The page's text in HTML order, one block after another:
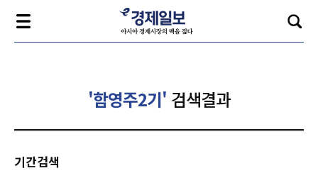
'함영주2기' 검색결과
기간검색